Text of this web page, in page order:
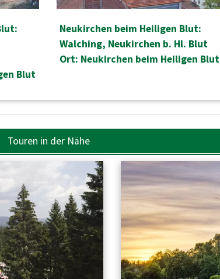
Blut
Neukirchen beim Heiligen Blut:
Walching, Neukirchen b. Hl. Blut
Ort: Neukirchen beim Heiligen Blut
Touren in der Nähe